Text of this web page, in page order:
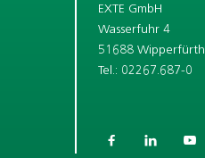
EXTE GmbH
Wasserfuhr 4
51688 Wipperfürth
Tel.: 02267.687-0
  